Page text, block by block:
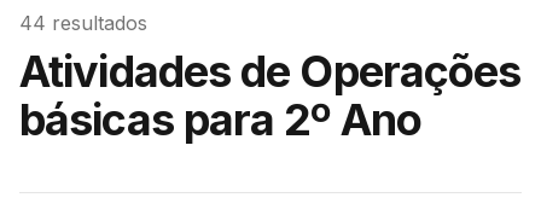
44 resultados
Atividades de Operações
básicas para 2º Ano